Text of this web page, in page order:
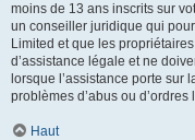
moins de 13 ans inscrits sur
un conseiller juridique qui
Limited et que les
d’assistance légale et ne
lorsque l’assistance porte sur
problèmes d’abus ou
Haut